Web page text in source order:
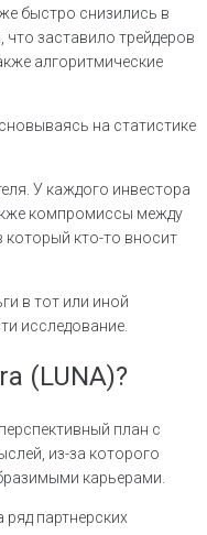
быстро снизились в
заставило трейдеров
алгоритмические
на статистике
У каждого инвестора
компромиссы между
кто-то вносит
в тот или иной
исследование.
(LUNA)?
план с
из-за которого
карьерами.
партнерских